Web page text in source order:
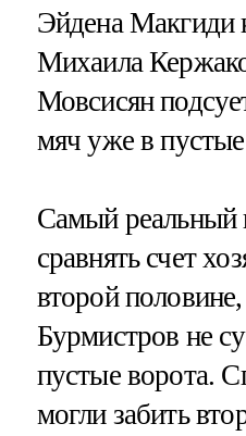
Эйдена Макгиди
Михаила
Мовсисян
мяч уже в
Самый
сравнять счет
второй
Бурмистров не
пустые ворота.
могли забить